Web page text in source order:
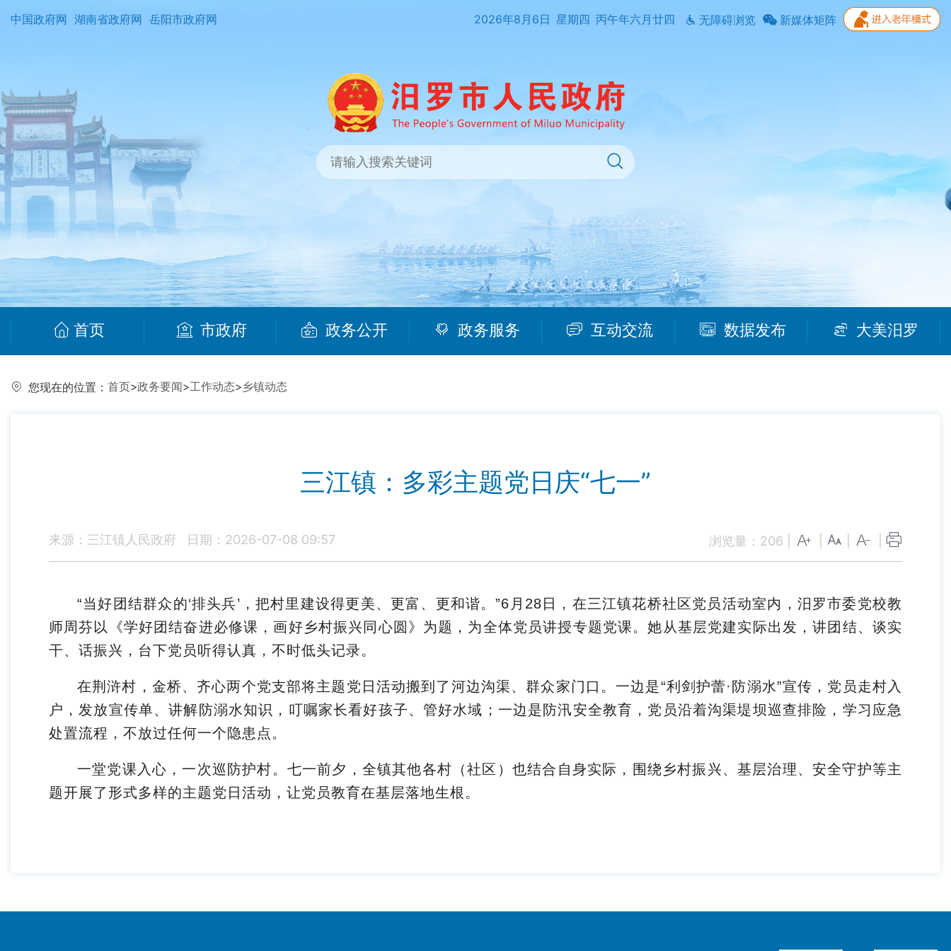
中国政府网 湖南省政府网 岳阳市政府网 2026年8月6日 星期四 丙午年六月廿四 无障碍浏览 新媒体矩阵
首页 市政府 政务公开 政务服务 互动交流 数据发布 大美汨罗
您现在的位置： 首页>政务要闻>工作动态>乡镇动态
三江镇：多彩主题党日庆“七一”
来源：三江镇人民政府 日期：2026-07-08 09:57 浏览量： 206
“当好团结群众的‘排头兵’，把村里建设得更美、更富、更和谐。”6月28日，在三江镇花桥社区党员活动室内，汨罗市委党校教
师周芬以《学好团结奋进必修课，画好乡村振兴同心圆》为题，为全体党员讲授专题党课。她从基层党建实际出发，讲团结、谈实
干、话振兴，台下党员听得认真，不时低头记录。
在荆浒村，金桥、齐心两个党支部将主题党日活动搬到了河边沟渠、群众家门口。一边是“利剑护蕾·防溺水”宣传，党员走村入
户，发放宣传单、讲解防溺水知识，叮嘱家长看好孩子、管好水域；一边是防汛安全教育，党员沿着沟渠堤坝巡查排险，学习应急
处置流程，不放过任何一个隐患点。
一堂党课入心，一次巡防护村。七一前夕，全镇其他各村（社区）也结合自身实际，围绕乡村振兴、基层治理、安全守护等主
题开展了形式多样的主题党日活动，让党员教育在基层落地生根。